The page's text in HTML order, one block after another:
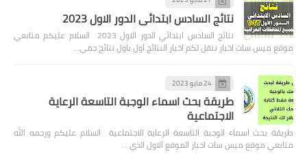
نتائج السادس ابتدائي الدور الاول 2023
نتائج السادس ابتدائي الدور الاول 2023 السلام عليكم متابعي
موقع ميس سات اخبار ننقل لكم اخبار النتائج اول باول نتائج جمي…
24 مايو 2023
طريقة بحث اسماء الوجبة التاسعة الرعاية
الاجتماعية
طريقة بحث اسماء الوجبة التاسعة الرعاية الاجتماعية السلام عليكم ورحمه الله
متابعي موقع ميس سات اخبار الموقع الاول الذي …